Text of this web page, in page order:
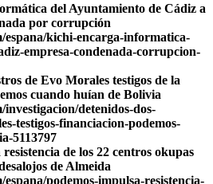
del Ayuntamiento de Cádiz a
por corrupción
kichi-encarga-informatica-
empresa-condenada-corrupcion-
de Evo Morales testigos de la
cuando huían de Bolivia
detenidos-dos-
testigos-financiacion-podemos-
5113797
de los 22 centros okupas
de Almeida
podemos-impulsa-resistencia-